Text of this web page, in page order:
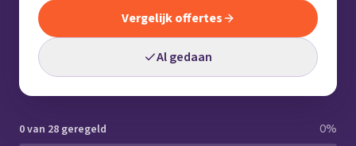
Vergelijk offertes
Al gedaan
0 van 28 geregeld 0%